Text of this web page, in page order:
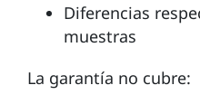
Diferencias
muestras
La garantía no cubre: